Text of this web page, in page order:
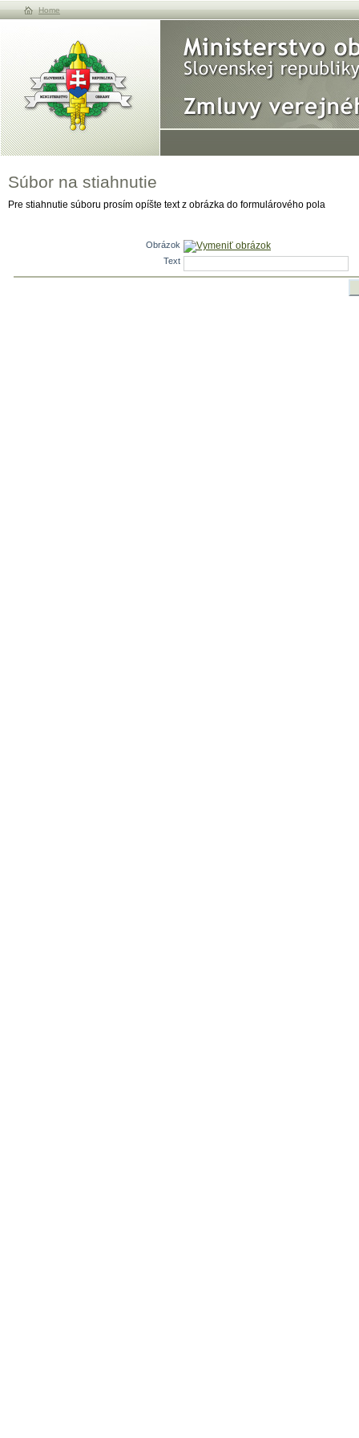
Home
Súbor na stiahnutie
Pre stiahnutie súboru prosím opíšte text z obrázka do formulárového pola
Obrázok
Vymeniť obrázok
Text